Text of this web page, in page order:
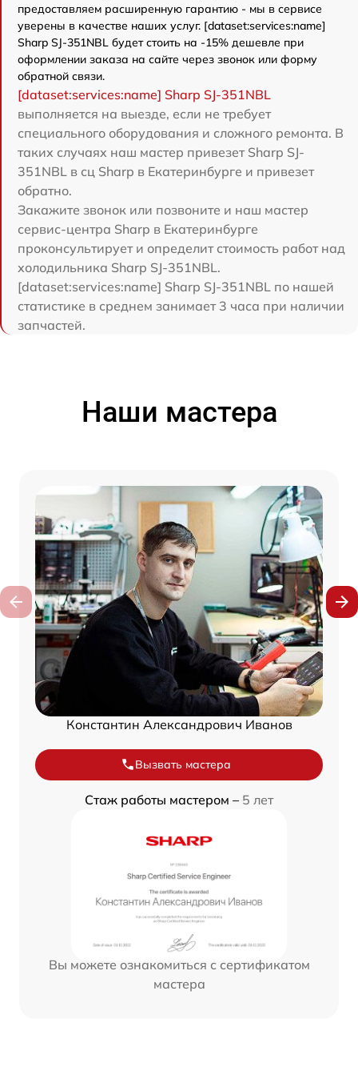
предоставляем расширенную гарантию - мы в сервисе
уверены в качестве наших услуг. [dataset:services:name]
Sharp SJ-351NBL будет стоить на -15% дешевле при
оформлении заказа на сайте через звонок или форму
обратной связи.
[dataset:services:name] Sharp SJ-351NBL
выполняется на выезде, если не требует
специального оборудования и сложного ремонта. В
таких случаях наш мастер привезет Sharp SJ-
351NBL в сц Sharp в Екатеринбурге и привезет
обратно.
Закажите звонок или позвоните и наш мастер
сервис-центра Sharp в Екатеринбурге
проконсультирует и определит стоимость работ над
холодильника Sharp SJ-351NBL.
[dataset:services:name] Sharp SJ-351NBL по нашей
статистике в среднем занимает 3 часа при наличии
запчастей.
Наши мастера
Константин Александрович Иванов
Вызвать мастера
Стаж работы мастером – 5 лет
Вы можете ознакомиться с сертификатом
мастера